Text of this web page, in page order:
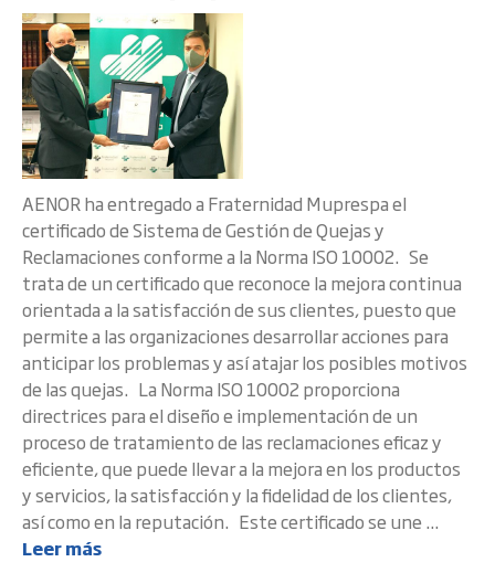
AENOR ha entregado a Fraternidad Muprespa el
certificado de Sistema de Gestión de Quejas y
Reclamaciones conforme a la Norma ISO 10002. Se
trata de un certificado que reconoce la mejora continua
orientada a la satisfacción de sus clientes, puesto que
permite a las organizaciones desarrollar acciones para
anticipar los problemas y así atajar los posibles motivos
de las quejas. La Norma ISO 10002 proporciona
directrices para el diseño e implementación de un
proceso de tratamiento de las reclamaciones eficaz y
eficiente, que puede llevar a la mejora en los productos
y servicios, la satisfacción y la fidelidad de los clientes,
así como en la reputación. Este certificado se une ...
Leer más